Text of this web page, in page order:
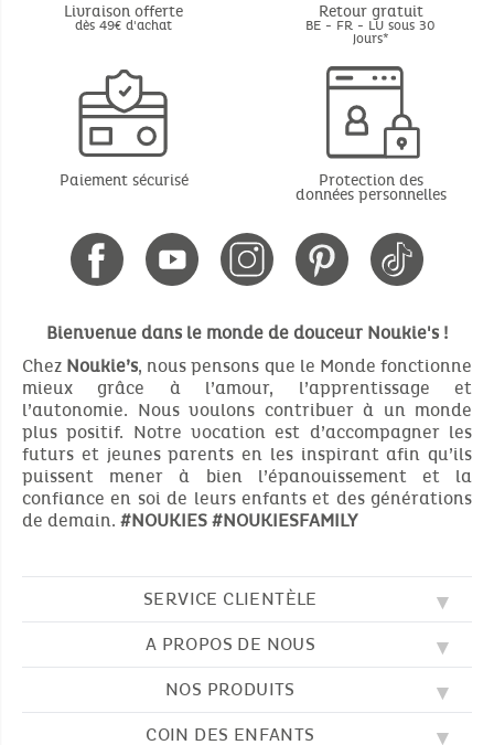
Livraison offerte
dès 49€ d'achat
Retour gratuit
BE - FR - LU sous 30
jours*
Paiement sécurisé Protection des
données personnelles
Bienvenue dans le monde de douceur Noukie's !
Chez Noukie’s, nous pensons que le Monde fonctionne
mieux grâce à l’amour, l’apprentissage et
l’autonomie. Nous voulons contribuer à un monde
plus positif. Notre vocation est d’accompagner les
futurs et jeunes parents en les inspirant afin qu’ils
puissent mener à bien l’épanouissement et la
confiance en soi de leurs enfants et des générations
de demain. #NOUKIES #NOUKIESFAMILY
SERVICE CLIENTÈLE
QUESTIONS FRÉQUENTES (FAQ)
CONTACTEZ-NOUS
CGV
A PROPOS DE NOUS
NOS VALEURS
NOS PRODUITS
BRODERIE
COIN DES ENFANTS